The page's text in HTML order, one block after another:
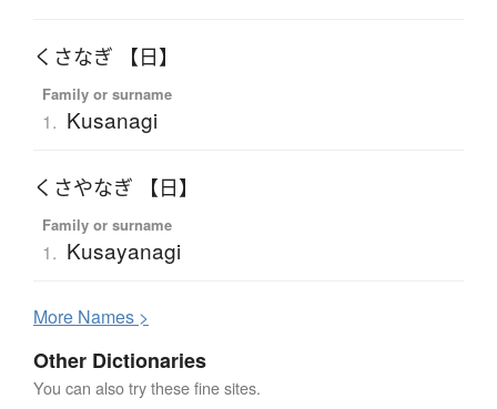
くさなぎ 【日】
Family or surname
1. Kusanagi
くさやなぎ 【日】
Family or surname
1. Kusayanagi
More Names >
Other Dictionaries
You can also try these fine sites.